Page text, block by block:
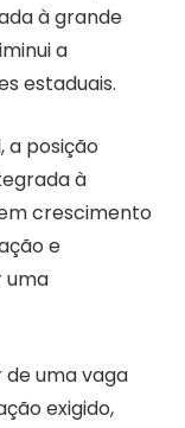
à grande
a
estaduais.
posição
à
crescimento
e
uma
uma vaga
exigido,